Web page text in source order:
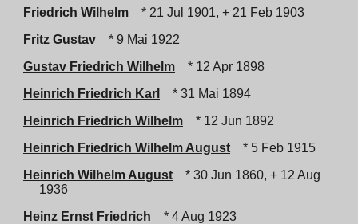
Friedrich Wilhelm
* 21 Jul 1901, + 21 Feb 1903
Fritz Gustav
* 9 Mai 1922
Gustav Friedrich Wilhelm
* 12 Apr 1898
Heinrich Friedrich Karl
* 31 Mai 1894
Heinrich Friedrich Wilhelm
* 12 Jun 1892
Heinrich Friedrich Wilhelm August
* 5 Feb 1915
Heinrich Wilhelm August
* 30 Jun 1860, + 12 Aug
1936
Heinz Ernst Friedrich
* 4 Aug 1923